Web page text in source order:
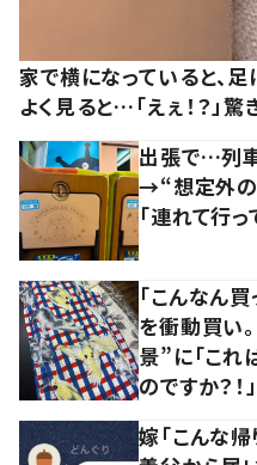
家で横になっていると、
よく見ると…「えぇ！？」
出張で…列
→“想定外の
「連れて行っ
「こんなん
を衝動買い
景”に「これ
のですか？！」
嫁「こんな帰